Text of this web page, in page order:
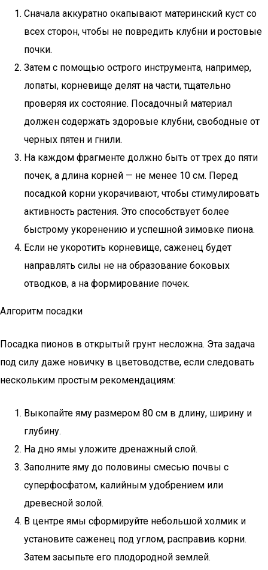
Сначала аккуратно окапывают материнский куст со
всех сторон, чтобы не повредить клубни и ростовые
почки.
Затем с помощью острого инструмента, например,
лопаты, корневище делят на части, тщательно
проверяя их состояние. Посадочный материал
должен содержать здоровые клубни, свободные от
черных пятен и гнили.
На каждом фрагменте должно быть от трех до пяти
почек, а длина корней — не менее 10 см. Перед
посадкой корни укорачивают, чтобы стимулировать
активность растения. Это способствует более
быстрому укоренению и успешной зимовке пиона.
Если не укоротить корневище, саженец будет
направлять силы не на образование боковых
отводков, а на формирование почек.
Алгоритм посадки
Посадка пионов в открытый грунт несложна. Эта задача
под силу даже новичку в цветоводстве, если следовать
нескольким простым рекомендациям:
Выкопайте яму размером 80 см в длину, ширину и
глубину.
На дно ямы уложите дренажный слой.
Заполните яму до половины смесью почвы с
суперфосфатом, калийным удобрением или
древесной золой.
В центре ямы сформируйте небольшой холмик и
установите саженец под углом, расправив корни.
Затем засыпьте его плодородной землей.